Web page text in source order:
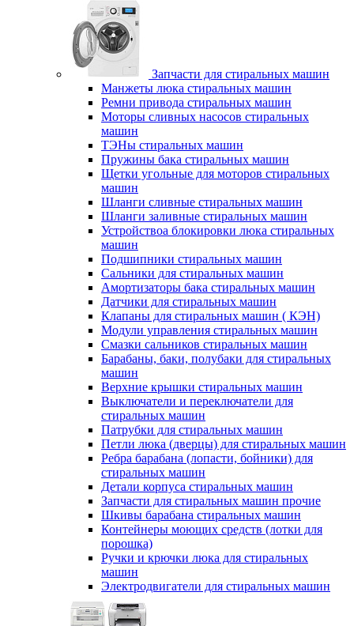
Запчасти для стиральных машин
Манжеты люка стиральных машин
Ремни привода стиральных машин
Моторы сливных насосов стиральных
машин
ТЭНы стиральных машин
Пружины бака стиральных машин
Щетки угольные для моторов стиральных
машин
Шланги сливные стиральных машин
Шланги заливные стиральных машин
Устройствоа блокировки люка стиральных
машин
Подшипники стиральных машин
Сальники для стиральных машин
Амортизаторы бака стиральных машин
Датчики для стиральных машин
Клапаны для стиральных машин ( КЭН)
Модули управления стиральных машин
Смазки сальников стиральных машин
Барабаны, баки, полубаки для стиральных
машин
Верхние крышки стиральных машин
Выключатели и переключатели для
стиральных машин
Патрубки для стиральных машин
Петли люка (дверцы) для стиральных машин
Ребра барабана (лопасти, бойники) для
стиральных машин
Детали корпуса стиральных машин
Запчасти для стиральных машин прочие
Шкивы барабана стиральных машин
Контейнеры моющих средств (лотки для
порошка)
Ручки и крючки люка для стиральных
машин
Электродвигатели для стиральных машин